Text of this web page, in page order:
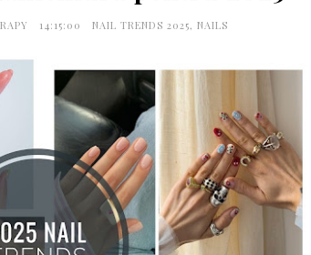
14:15:00 NAIL TRENDS 2025, NAILS